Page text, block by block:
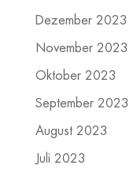
Dezember 2023
November 2023
Oktober 2023
September 2023
August 2023
Juli 2023